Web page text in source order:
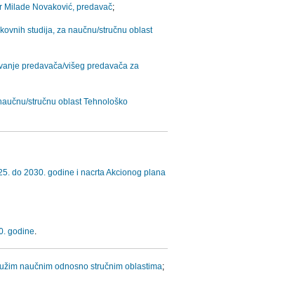
Milade Novaković, predavač;
studija, za naučnu/stručnu oblast
predavača/višeg predavača za
stručnu oblast Tehnološko
do 2030. godine i nacrta Akcionog plana
godine.
naučnim odnosno stručnim oblastima;